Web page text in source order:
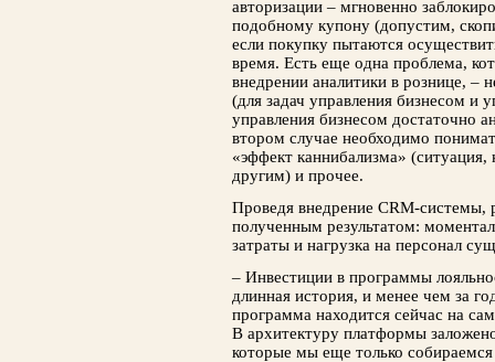
авторизации – мгновенно
подобному купону (допустим,
если покупку пытаются
время. Есть еще одна проблема,
внедрении аналитики в рознице, –
(для задач управления бизнесом и
управления бизнесом достаточно
втором случае необходимо
«эффект каннибализма» (ситуация,
другим) и прочее.
Проведя внедрение CRM-системы,
полученным результатом:
затраты и нагрузка на персонал
– Инвестиции в программы
длинная история, и менее чем за
программа находится сейчас на
В архитектуру платформы
которые мы еще только собираемся